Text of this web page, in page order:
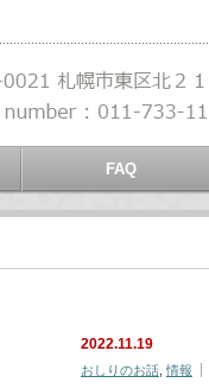
FAQ
2022.11.19
おしりのお話 ,情報